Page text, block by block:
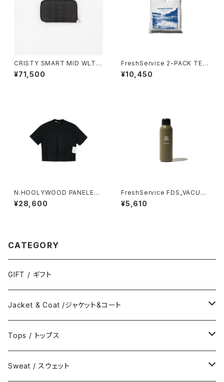
CRISTY SMART MID WLT .
5 / CROCO
¥71,500
FreshService 2-PACK TEC
H SMOOTH CREW NECK
¥10,450
N.HOOLYWOOD PANELED
T-SHIRT
¥28,600
FreshService FDS_VACUU
M FLASK STEM
¥5,610
CATEGORY
GIFT / ギフト
Jacket & Coat /ジャケット&コート
Jacket / ジャケット
Coat / コート
Tops / トップス
Shirts / シャツ
Sweat / スウェット